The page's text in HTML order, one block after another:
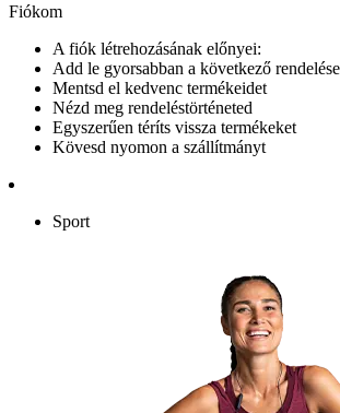
Fiókom
A fiók létrehozásának előnyei:
Add le gyorsabban a következő
Mentsd el kedvenc termékeidet
Nézd meg rendeléstörténeted
Egyszerűen téríts vissza termékeket
Kövesd nyomon a szállítmányt
Sport